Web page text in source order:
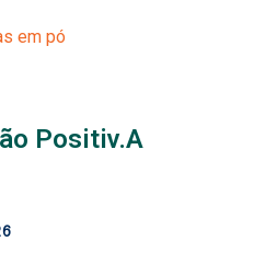
em pó
Positiv.A